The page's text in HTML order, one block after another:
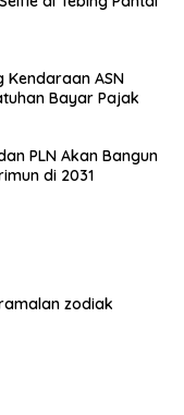
Kendaraan ASN
Bayar Pajak
PLN Akan Bangun
di 2031
zodiak